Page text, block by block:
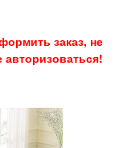
заказ, не
авторизоваться!